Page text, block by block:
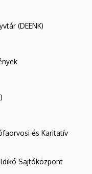
(DEENK)
és Karitatív
Sajtóközpont